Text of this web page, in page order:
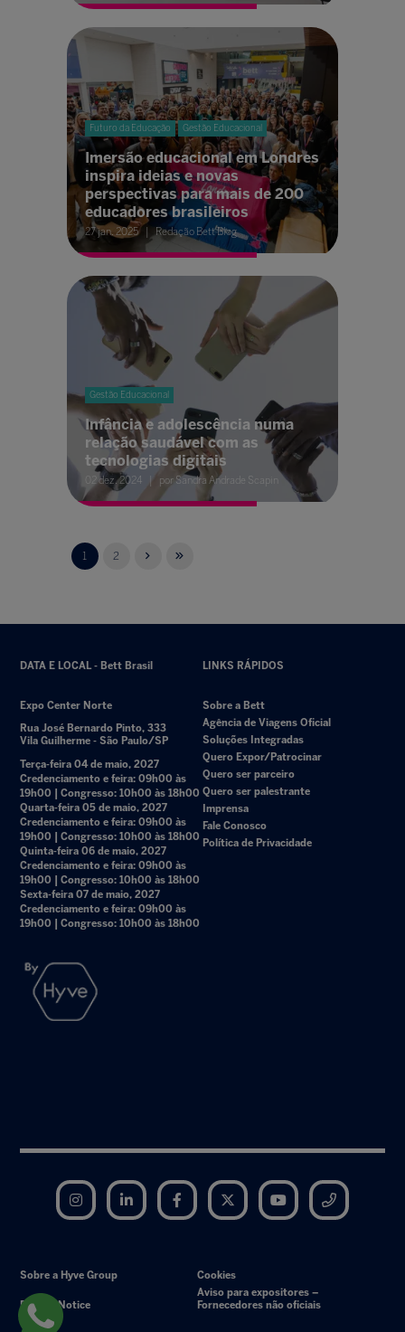
Futuro da Educação Gestão Educacional
Imersão educacional em Londres
inspira ideias e novas
perspectivas para mais de 200
educadores brasileiros
27 jan. 2025 Redação Bett Blog
Gestão Educacional
Infância e adolescência numa
relação saudável com as
tecnologias digitais
02 dez. 2024 por Sandra Andrade Scapin
1 2
DATA E LOCAL - Bett Brasil
Expo Center Norte
Rua José Bernardo Pinto, 333
Vila Guilherme - São Paulo/SP
Terça-feira 04 de maio, 2027
Credenciamento e feira: 09h00 às
19h00 | Congresso: 10h00 às 18h00
Quarta-feira 05 de maio, 2027
Credenciamento e feira: 09h00 às
19h00 | Congresso: 10h00 às 18h00
Quinta-feira 06 de maio, 2027
Credenciamento e feira: 09h00 às
19h00 | Congresso: 10h00 às 18h00
Sexta-feira 07 de maio, 2027
Credenciamento e feira: 09h00 às
19h00 | Congresso: 10h00 às 18h00
LINKS RÁPIDOS
Sobre a Bett
Agência de Viagens Oficial
Soluções Integradas
Quero Expor/Patrocinar
Quero ser parceiro
Quero ser palestrante
Imprensa
Fale Conosco
Política de Privacidade
Instagram LinkedIn Facebook Twitter YouTube
Sobre a Hyve Group Cookies
Privacy Notice
Aviso para expositores –
Fornecedores não oficiais